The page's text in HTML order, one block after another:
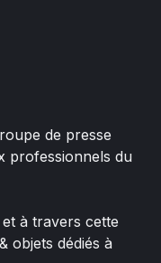
de presse
professionnels du
à travers cette
objets dédiés à